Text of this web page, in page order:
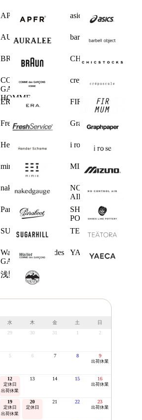
APFR asics
AURALEE barbell object
BRAUN CHICSTOCKS
COMME des
GARCONS
HOMME
crepuscule
ERA. FIRMUM
FreshService Graphpaper
Hender Scheme i ro se
mimie MIZUNO
nakedgauge
NO CONTROL
AIR
Paraboot
SHOES LIKE
POTTERY
SUGARHILL TEATORA
Wallet COMME des
GARCONS
YAECA
浅野商店
水 木 金 土
日
29 30 31 1 2
5 6 7 8 9
出荷休業
12
定休日
出荷休業
13 14 15 16
出荷休業
19
定休日
出荷休業
20
定休日
21 22 23
出荷休業